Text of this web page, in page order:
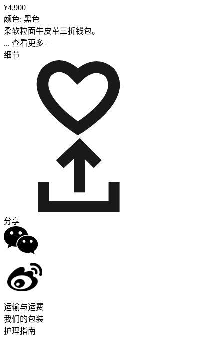
¥4,900
颜色: 黑色
柔软粒面牛皮革三折钱包。
... 查看更多+
细节
分享
运输与运费
我们的包装
护理指南